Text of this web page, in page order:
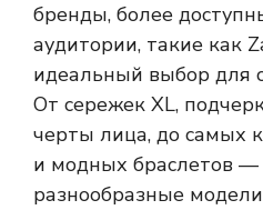
бренды, более
аудитории, такие как
идеальный выбор для
От сережек XL,
черты лица, до самых
и модных браслетов —
разнообразные